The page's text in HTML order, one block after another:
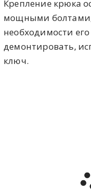
Крепление крюка
мощными
необходимости
демонтировать,
ключ.